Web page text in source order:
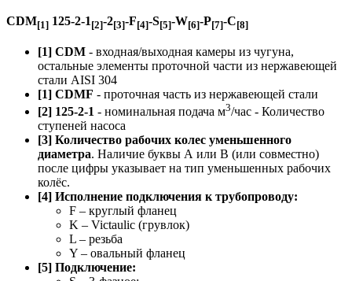
CDM[1] 125-2-1 [2]-2[3]-F[4]-S[5]-W[6]-P[7]-C[8]
[1] CDM - входная/выходная камеры из чугуна,
остальные элементы проточной части из нержавеющей
стали AISI 304
[1] CDMF - проточная часть из нержавеющей стали
[2] 125-2-1 - номинальная подача м3/час - Количество
ступеней насоса
[3] Количество рабочих колес уменьшенного
диаметра. Наличие буквы А или B (или совместно)
после цифры указывает на тип уменьшенных рабочих
колёс.
[4] Исполнение подключения к трубопроводу:
F – круглый фланец
K – Victaulic (грувлок)
L – резьба
Y – овальный фланец
[5] Подключение: